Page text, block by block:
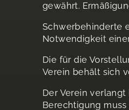
gewährt.
Schwerbehinderte
Notwendigkeit
Die für die
Verein behält sich
Der Verein
Berechtigung